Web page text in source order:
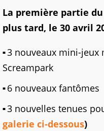
La première partie
plus tard, le 30 avril
3 nouveaux mini-jeux
Screampark
6 nouveaux fantômes
3 nouvelles tenues
galerie ci-dessous)